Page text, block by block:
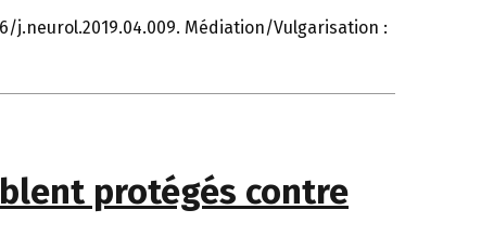
j.neurol.2019.04.009. Médiation/Vulgarisation :
protégés contre